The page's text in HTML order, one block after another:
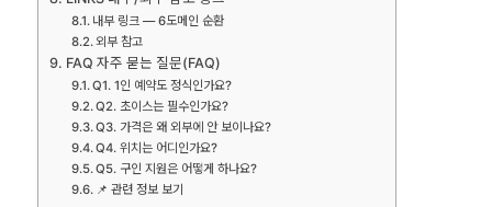
내부 링크 — 6도메인 순환
외부 참고
FAQ 자주 묻는 질문(FAQ)
Q1. 1인 예약도 정식인가요?
Q2. 초이스는 필수인가요?
Q3. 가격은 왜 외부에 안 보이나요?
Q4. 위치는 어디인가요?
Q5. 구인 지원은 어떻게 하나요?
📌 관련 정보 보기